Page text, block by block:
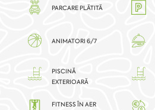
PARCARE PLĂTITĂ
ANIMATORI 6/7
PISCINĂ
EXTERIOARĂ
FITNESS ÎN AER